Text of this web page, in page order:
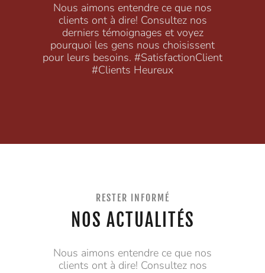
Nous aimons entendre ce que nos
clients ont à dire! Consultez nos
derniers témoignages et voyez
pourquoi les gens nous choisissent
pour leurs besoins. #SatisfactionClient
#Clients Heureux
RESTER INFORMÉ
NOS ACTUALITÉS
Nous aimons entendre ce que nos
clients ont à dire! Consultez nos